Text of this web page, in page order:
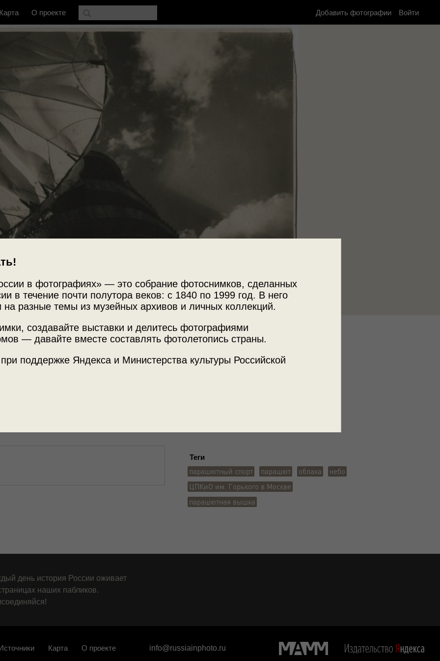
в фотографиях» — это собрание фотоснимков, сделанных
в течение почти полутора веков: с 1840 по 1999 год. В него
на разные темы из музейных архивов и личных коллекций.
создавайте выставки и делитесь фотографиями
— давайте вместе составлять фотолетопись страны.
поддержке Яндекса и Министерства культуры Российской
Карта О проекте Добавить фотографии Войти
Источник
Теги
парашютный спорт парашют облака
небо
ЦПКиО им. Горького в Москве
парашютная вышка
Парашютная вышка
день история России оживает
наших пабликов.
Карта О проекте info@russiainphoto.ru